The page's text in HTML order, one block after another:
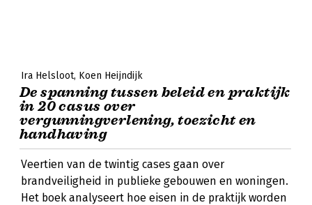
Ira Helsloot Koen Heijndijk
De spanning tussen beleid en praktijk
in 20 casus over
vergunningverlening, toezicht en
handhaving
Veertien van de twintig cases gaan over
brandveiligheid in publieke gebouwen en woningen.
Het boek analyseert hoe eisen in de praktijk worden